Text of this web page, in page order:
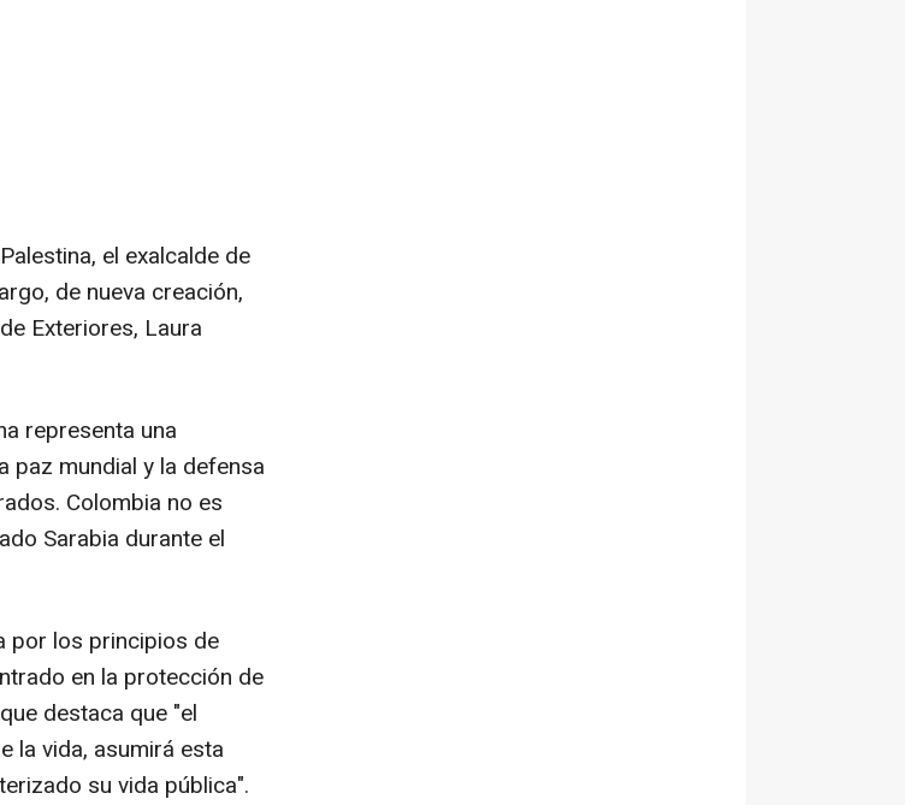
el exalcalde de
de nueva creación,
Exteriores, Laura
representa una
mundial y la defensa
Colombia no es
Sarabia durante el
por los principios de
en la protección de
destaca que "el
la vida, asumirá esta
su vida pública".